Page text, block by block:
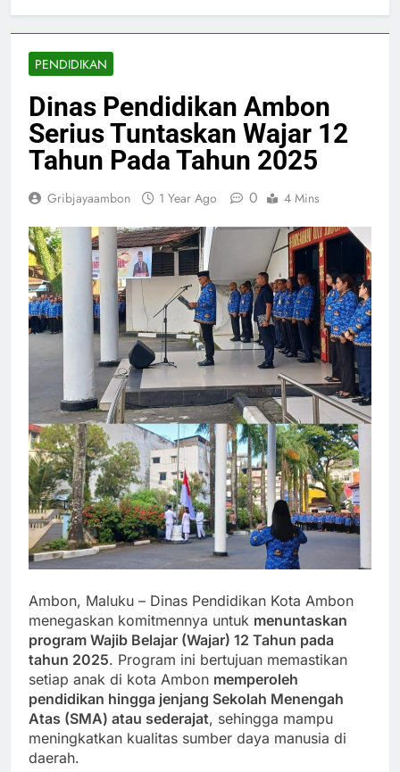
PENDIDIKAN
Dinas Pendidikan Ambon
Serius Tuntaskan Wajar 12
Tahun Pada Tahun 2025
Gribjayaambon 1 Year Ago 0 4 Mins
Ambon, Maluku – Dinas Pendidikan Kota Ambon
menegaskan komitmennya untuk menuntaskan
program Wajib Belajar (Wajar) 12 Tahun pada
tahun 2025. Program ini bertujuan memastikan
setiap anak di kota Ambon memperoleh
pendidikan hingga jenjang Sekolah Menengah
Atas (SMA) atau sederajat, sehingga mampu
meningkatkan kualitas sumber daya manusia di
daerah.